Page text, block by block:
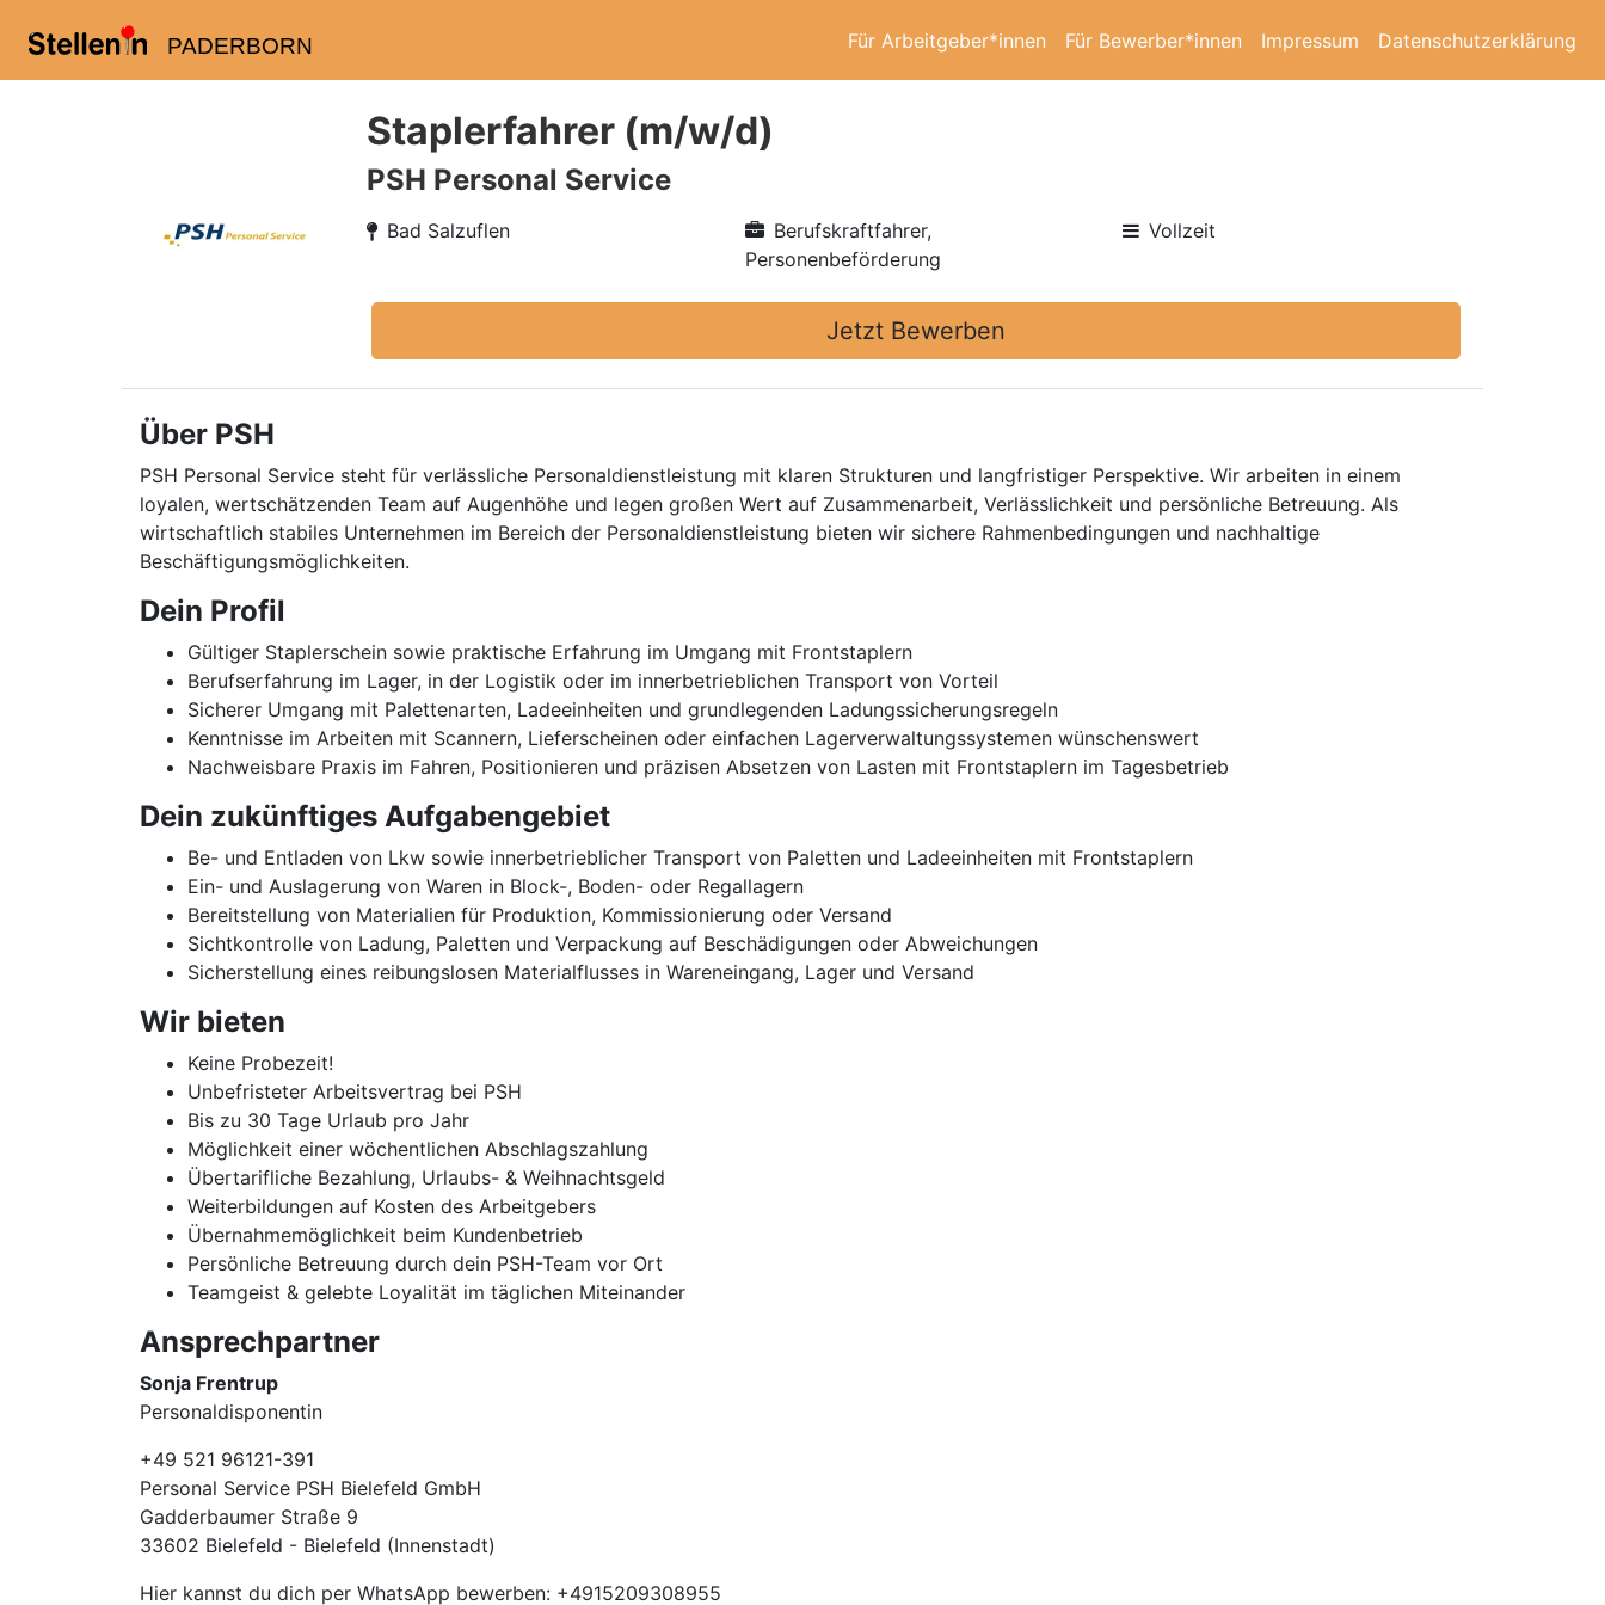
PADERBORN Für Arbeitgeber*innen Für Bewerber*innen Impressum Datenschutzerklärung
Staplerfahrer (m/w/d)
PSH Personal Service
Bad Salzuflen
Berufskraftfahrer,
Personenbeförderung
Vollzeit
Jetzt Bewerben
Über PSH
PSH Personal Service steht für verlässliche Personaldienstleistung mit klaren Strukturen und langfristiger Perspektive. Wir arbeiten in einem
loyalen, wertschätzenden Team auf Augenhöhe und legen großen Wert auf Zusammenarbeit, Verlässlichkeit und persönliche Betreuung. Als
wirtschaftlich stabiles Unternehmen im Bereich der Personaldienstleistung bieten wir sichere Rahmenbedingungen und nachhaltige
Beschäftigungsmöglichkeiten.
Dein Profil
Gültiger Staplerschein sowie praktische Erfahrung im Umgang mit Frontstaplern
Berufserfahrung im Lager, in der Logistik oder im innerbetrieblichen Transport von Vorteil
Sicherer Umgang mit Palettenarten, Ladeeinheiten und grundlegenden Ladungssicherungsregeln
Kenntnisse im Arbeiten mit Scannern, Lieferscheinen oder einfachen Lagerverwaltungssystemen wünschenswert
Nachweisbare Praxis im Fahren, Positionieren und präzisen Absetzen von Lasten mit Frontstaplern im Tagesbetrieb
Dein zukünftiges Aufgabengebiet
Be- und Entladen von Lkw sowie innerbetrieblicher Transport von Paletten und Ladeeinheiten mit Frontstaplern
Ein- und Auslagerung von Waren in Block-, Boden- oder Regallagern
Bereitstellung von Materialien für Produktion, Kommissionierung oder Versand
Sichtkontrolle von Ladung, Paletten und Verpackung auf Beschädigungen oder Abweichungen
Sicherstellung eines reibungslosen Materialflusses in Wareneingang, Lager und Versand
Wir bieten
Keine Probezeit!
Unbefristeter Arbeitsvertrag bei PSH
Bis zu 30 Tage Urlaub pro Jahr
Möglichkeit einer wöchentlichen Abschlagszahlung
Übertarifliche Bezahlung, Urlaubs- & Weihnachtsgeld
Weiterbildungen auf Kosten des Arbeitgebers
Übernahmemöglichkeit beim Kundenbetrieb
Persönliche Betreuung durch dein PSH-Team vor Ort
Teamgeist & gelebte Loyalität im täglichen Miteinander
Ansprechpartner
Sonja Frentrup
Personaldisponentin
+49 521 96121-391
Personal Service PSH Bielefeld GmbH
Gadderbaumer Straße 9
33602 Bielefeld - Bielefeld (Innenstadt)
Hier kannst du dich per WhatsApp bewerben: +4915209308955